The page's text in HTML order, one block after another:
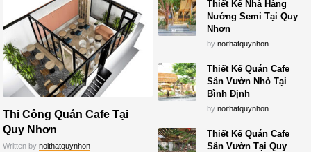
Thi Công Quán Cafe Tại
Quy Nhơn
Written bynoithatquynhon
Thiết Kế Nhà Hàng
Nướng Semi Tại Quy
Nhơn
bynoithatquynhon
Thiết Kế Quán Cafe
Sân Vườn Nhỏ Tại
Bình Định
bynoithatquynhon
Thiết Kế Quán Cafe
Sân Vườn Tại Quy